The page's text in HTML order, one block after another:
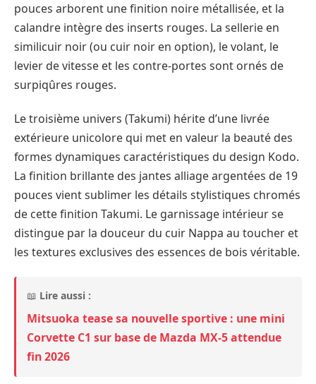
pouces arborent une finition noire métallisée, et la
calandre intègre des inserts rouges. La sellerie en
similicuir noir (ou cuir noir en option), le volant, le
levier de vitesse et les contre-portes sont ornés de
surpiqûres rouges.
Le troisième univers (Takumi) hérite d’une livrée
extérieure unicolore qui met en valeur la beauté des
formes dynamiques caractéristiques du design Kodo.
La finition brillante des jantes alliage argentées de 19
pouces vient sublimer les détails stylistiques chromés
de cette finition Takumi. Le garnissage intérieur se
distingue par la douceur du cuir Nappa au toucher et
les textures exclusives des essences de bois véritable.
📖 Lire aussi :
Mitsuoka tease sa nouvelle sportive : une mini
Corvette C1 sur base de Mazda MX-5 attendue
fin 2026